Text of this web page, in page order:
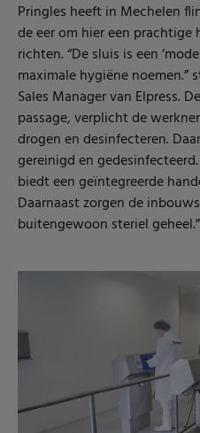
Pringles heeft in Mechelen
de eer om hier een
richten. “De sluis is een
maximale hygiëne noemen.”
Sales Manager van Elpress.
passage, verplicht de
drogen en desinfecteren.
gereinigd en
biedt een geïntegreerde
Daarnaast zorgen de
buitengewoon steriel geheel.”